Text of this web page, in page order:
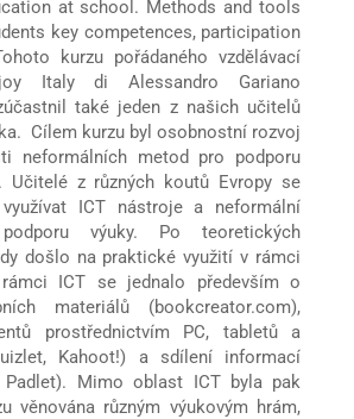
at school. Methods and tools
key competences, participation
kurzu pořádaného vzdělávací
Italy di Alessandro Gariano
také jeden z našich učitelů
Cílem kurzu byl osobnostní rozvoj
neformálních metod pro podporu
Učitelé z různých koutů Evropy se
ICT nástroje a neformální
výuky. Po teoretických
došlo na praktické využití v rámci
ICT se jednalo především o
materiálů (bookcreator.com),
prostřednictvím PC, tabletů a
Kahoot!) a sdílení informací
Padlet). Mimo oblast ICT byla pak
věnována různým výukovým hrám,